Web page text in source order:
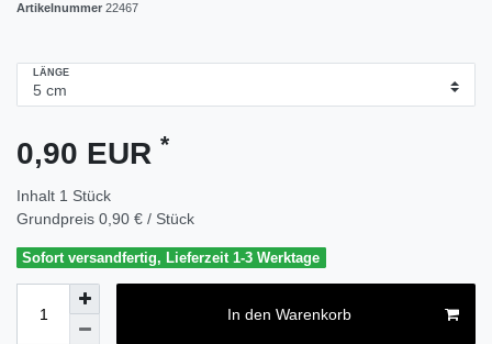
Artikelnummer 22467
LÄNGE
0,90 EUR *
Inhalt 1 Stück
Grundpreis 0,90 € / Stück
Sofort versandfertig, Lieferzeit 1-3 Werktage
In den Warenkorb